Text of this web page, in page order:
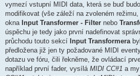
vymezí vstupní MIDI data, která se buď
modifikovat (vše záleží na zvoleném
okna Input Transformer - Filter nebo
úspěchu je tedy jako první nadefinovat
průchodu touto sekcí Input Transformera
předložena již jen ty požadované MIDI
dotazu ve fóru, čili řekněme, že ovládací
například první fader, vysílá MIDI CC#1 a